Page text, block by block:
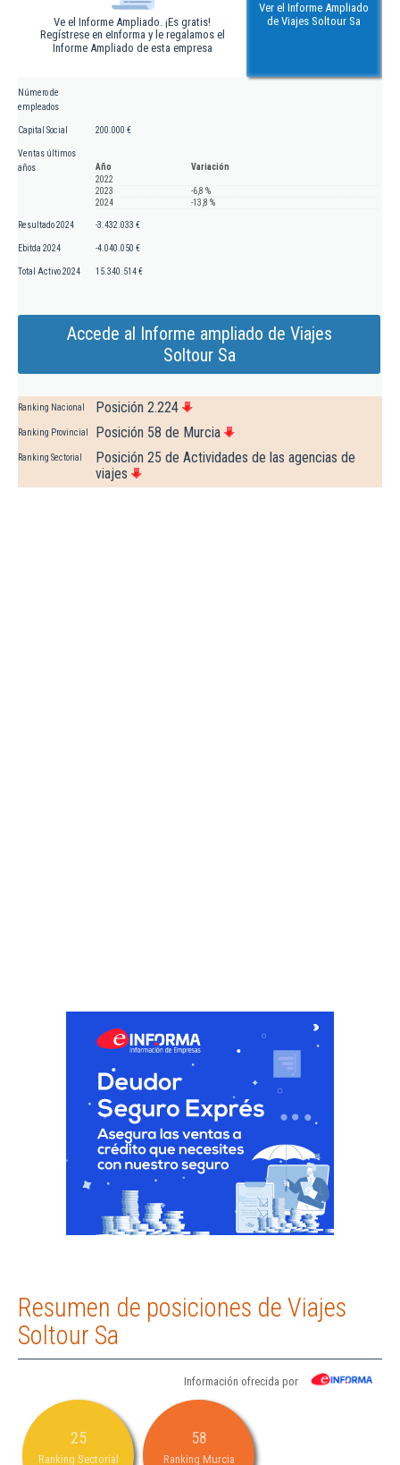
Ve el Informe Ampliado. ¡Es gratis!
Regístrese en eInforma y le regalamos el
Informe Ampliado de esta empresa
Ver el Informe Ampliado
de Viajes Soltour Sa
Número de
empleados
Capital Social 200.000 €
Ventas últimos
años
Año
Variación
2022
2023
-6,8 %
2024
-13,8 %
Resultado 2024 -3.432.033 €
Ebitda 2024 -4.040.050 €
Total Activo 2024 15.340.514 €
Accede al Informe ampliado de Viajes
Soltour Sa
Ranking Nacional Posición 2.224
Ranking Provincial Posición 58 de Murcia
Ranking Sectorial
Posición 25 de Actividades de las agencias de
viajes
Resumen de posiciones de Viajes
Soltour Sa
Información ofrecida por
25
Ranking Sectorial
58
Ranking Murcia